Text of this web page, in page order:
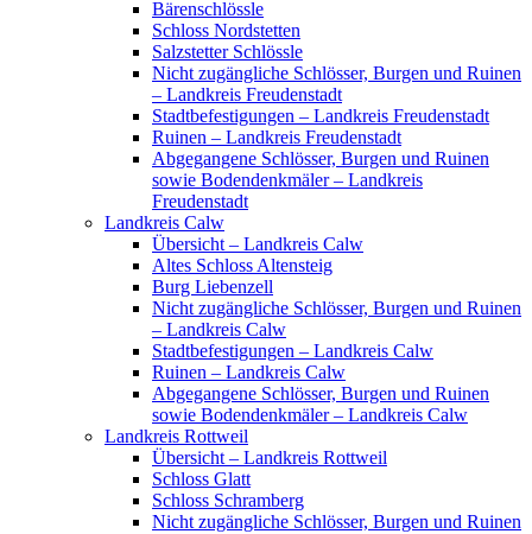
Bärenschlössle
Schloss Nordstetten
Salzstetter Schlössle
Nicht zugängliche Schlösser, Burgen und Ruinen
– Landkreis Freudenstadt
Stadtbefestigungen – Landkreis Freudenstadt
Ruinen – Landkreis Freudenstadt
Abgegangene Schlösser, Burgen und Ruinen
sowie Bodendenkmäler – Landkreis
Freudenstadt
Landkreis Calw
Übersicht – Landkreis Calw
Altes Schloss Altensteig
Burg Liebenzell
Nicht zugängliche Schlösser, Burgen und Ruinen
– Landkreis Calw
Stadtbefestigungen – Landkreis Calw
Ruinen – Landkreis Calw
Abgegangene Schlösser, Burgen und Ruinen
sowie Bodendenkmäler – Landkreis Calw
Landkreis Rottweil
Übersicht – Landkreis Rottweil
Schloss Glatt
Schloss Schramberg
Nicht zugängliche Schlösser, Burgen und Ruinen